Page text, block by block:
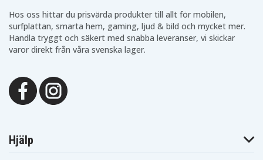
Hos oss hittar du prisvärda produkter till allt för mobilen,
surfplattan, smarta hem, gaming, ljud & bild och mycket mer.
Handla tryggt och säkert med snabba leveranser, vi skickar
varor direkt från våra svenska lager.
Hjälp